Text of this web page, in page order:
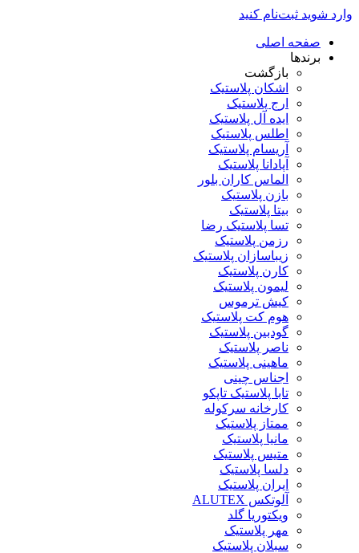
وارد شوید ثبت‌نام کنید
صفحه اصلی
برندها
بازگشت
اشکان پلاستیک
ارج پلاستیک
ایده آل پلاستیک
اطلس پلاستیک
آریسام پلاستیک
آپادانا پلاستیک
الماس کاران بلور
بازن پلاستیک
بیتا پلاستیک
تسا پلاستیک رضا
رزمن پلاستیک
زیباسازان پلاستیک
کارن پلاستیک
لیمون پلاستیک
کیش ترموس
هوم کت پلاستیک
گودبین پلاستیک
ناصر پلاستیک
ماهینی پلاستیک
اجناس چینی
تابا پلاستیک تاپکو
کارخانه سرکوله
ممتاز پلاستیک
مانیا پلاستیک
متیس پلاستیک
دلسا پلاستیک
ایران پلاستیک
آلوتکس ALUTEX
ویکتوریا گلد
مهر پلاستیک
سبلان پلاستیک